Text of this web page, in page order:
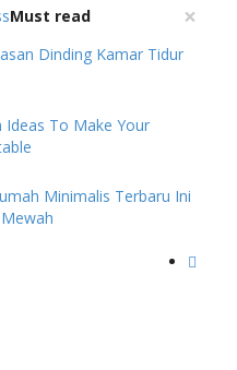
Must read ×
Dinding Kamar Tidur
Ideas To Make Your
Minimalis Terbaru Ini